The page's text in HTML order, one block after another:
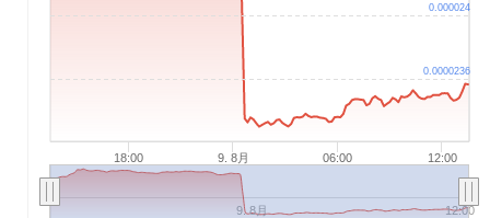
18:00 9. 8月 06:00 12:00
9. 8月 12:00
0.0000236
0.000024